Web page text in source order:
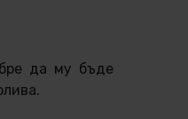
да му бъде